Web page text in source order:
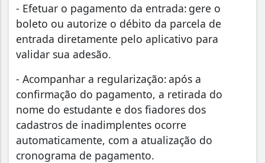
- Efetuar o pagamento da entrada: gere o
boleto ou autorize o débito da parcela de
entrada diretamente pelo aplicativo para
validar sua adesão.
- Acompanhar a regularização: após a
confirmação do pagamento, a retirada do
nome do estudante e dos fiadores dos
cadastros de inadimplentes ocorre
automaticamente, com a atualização do
cronograma de pagamento.